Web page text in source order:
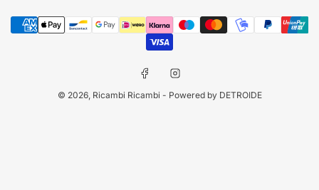
Modalità
di
pagamento
FacebookInstagram
© 2026, Ricambi Ricambi - Powered by DETROIDE